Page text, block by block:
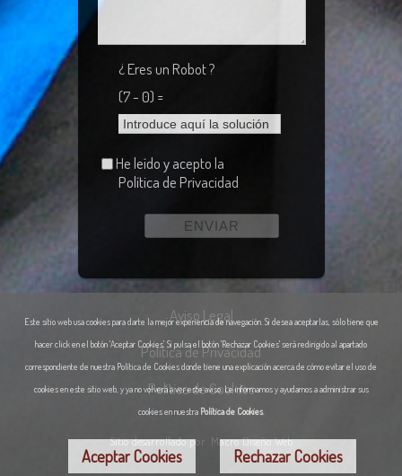
Este sitio web usa cookies para darte la mejor experiencia de navegación. Si desea aceptarlas, sólo tiene que
hacer click en el botón 'Aceptar Cookies'. Si pulsa el botón 'Rechazar Cookies' será redirigido al apartado
correspondiente de nuestra Política de Cookies donde tiene una explicación acerca de cómo evitar el uso de
cookies en este sitio web, y ya no volverá a ver este aviso. Le informamos y ayudamos a administrar sus
cookies en nuestra Política de Cookies.
Aceptar Cookies Rechazar Cookies
¿ Eres un Robot ?
(7 - 0) =
He leído y acepto la
Política de Privacidad
Aviso Legal
Política de Privacidad
Política de Cookies
Sitio desarrollado por Macro Diseño Web